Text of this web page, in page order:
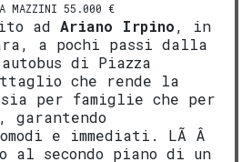
MAZZINI 55.000 €
ad Ariano Irpino, in
a pochi passi dalla
di Piazza
che rende la
per famiglie che per
e immediati. LÃ Â
al secondo piano di un